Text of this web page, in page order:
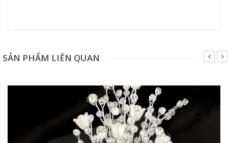
SẢN PHẨM LIÊN QUAN